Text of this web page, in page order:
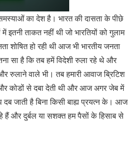
का देश है। भारत की दासता के पीछे
इतनी ताकत नहीं थी जो भारतियों को गुलाम
शोषित हो रही थी आज भी भारतीय जनता
सा है कि तब हमें विदेशी रुला रहे थे और
रुलाने वाले भी। तब हमारी आवाज ब्रिटिश
कोडों से दबा देती थी और आज अगर जेब में
जाती है बिना किसी बाह्य प्रयत्न के। आज
हैं और दुर्बल या सशक्त हम पैसों के हिसाब से